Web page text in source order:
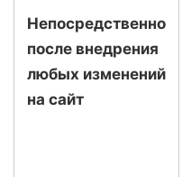
Непосредственно
после внедрения
любых изменений
на сайт